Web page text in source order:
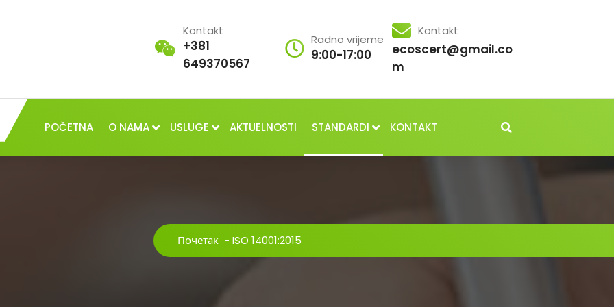
Kontakt
+381
649370567
Radno vrijeme
9:00-17:00
Kontakt
ecoscert@gmail.co
m
POČETNA O NAMA USLUGE AKTUELNOSTI STANDARDI KONTAKT
Почетак - ISO 14001:2015